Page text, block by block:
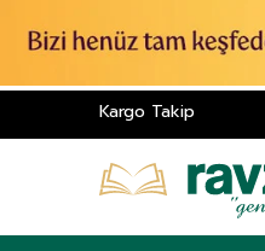
Kargo Takip